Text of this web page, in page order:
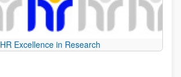
HR Excellence in Research